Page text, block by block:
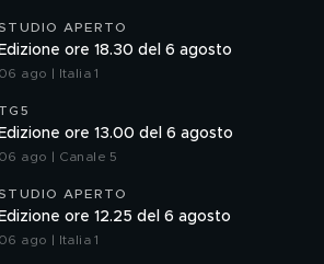
APERTO
Edizione ore 18.30 del 6 agosto
06 ago | Italia 1
TG5
Edizione ore 13.00 del 6 agosto
06 ago | Canale 5
APERTO
Edizione ore 12.25 del 6 agosto
06 ago | Italia 1